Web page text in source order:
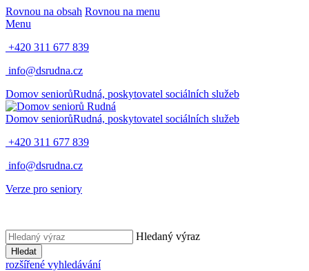
Rovnou na obsah Rovnou na menu
Menu
+420 311 677 839
info@dsrudna.cz
Domov seniorůRudná, poskytovatel sociálních služeb
Domov seniorůRudná, poskytovatel sociálních služeb
+420 311 677 839
info@dsrudna.cz
Verze pro seniory
Hledaný výraz
Hledat
rozšířené vyhledávání